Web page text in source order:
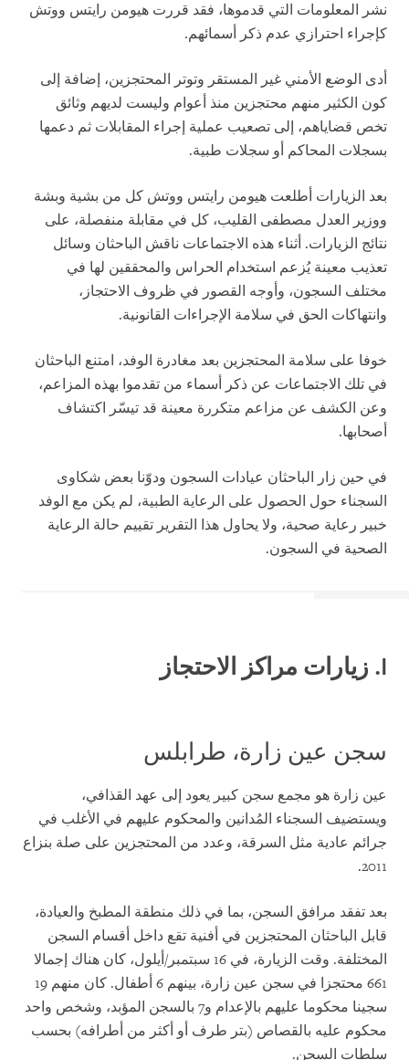
نشر المعلومات التي قدموها، فقد قررت هيومن رايتس ووتش
كإجراء احترازي عدم ذكر أسمائهم.
أدى الوضع الأمني غير المستقر وتوتر المحتجزين، إضافة إلى
كون الكثير منهم محتجزين منذ أعوام وليست لديهم وثائق
تخص قضاياهم، إلى تصعيب عملية إجراء المقابلات ثم دعمها
بسجلات المحاكم أو سجلات طبية.
بعد الزيارات أطلعت هيومن رايتس ووتش كل من بشية وبشة
ووزير العدل مصطفى القليب، كل في مقابلة منفصلة، على
نتائج الزيارات. أثناء هذه الاجتماعات ناقش الباحثان وسائل
تعذيب معينة يُزعم استخدام الحراس والمحققين لها في
مختلف السجون، وأوجه القصور في ظروف الاحتجاز،
وانتهاكات الحق في سلامة الإجراءات القانونية.
خوفا على سلامة المحتجزين بعد مغادرة الوفد، امتنع الباحثان
في تلك الاجتماعات عن ذكر أسماء من تقدموا بهذه المزاعم،
وعن الكشف عن مزاعم متكررة معينة قد تيسّر اكتشاف
أصحابها.
في حين زار الباحثان عيادات السجون ودوّنا بعض شكاوى
السجناء حول الحصول على الرعاية الطبية، لم يكن مع الوفد
خبير رعاية صحية، ولا يحاول هذا التقرير تقييم حالة الرعاية
الصحية في السجون.
I. زيارات مراكز الاحتجاز
سجن عين زارة، طرابلس
عين زارة هو مجمع سجن كبير يعود إلى عهد القذافي،
ويستضيف السجناء المُدانين والمحكوم عليهم في الأغلب في
جرائم عادية مثل السرقة، وعدد من المحتجزين على صلة بنزاع
2011.
بعد تفقد مرافق السجن، بما في ذلك منطقة المطبخ والعيادة،
قابل الباحثان المحتجزين في أفنية تقع داخل أقسام السجن
المختلفة. وقت الزيارة، في 16 سبتمبر/أيلول، كان هناك إجمالا
661 محتجزا في سجن عين زارة، بينهم 6 أطفال. كان منهم 19
سجينا محكوما عليهم بالإعدام و7 بالسجن المؤبد، وشخص واحد
محكوم عليه بالقصاص (بتر طرف أو أكثر من أطرافه) بحسب
سلطات السجن.